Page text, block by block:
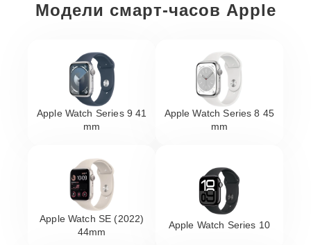
Модели смарт-часов Apple
Apple Watch Series 9 41
mm
Apple Watch Series 8 45
mm
Apple Watch SE (2022)
44mm
Apple Watch Series 10